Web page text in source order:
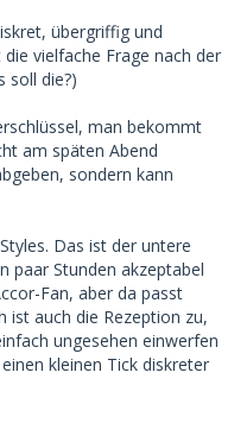
übergriffig und
vielfache Frage nach der
soll die?)
man bekommt
am späten Abend
sondern kann
Das ist der untere
paar Stunden akzeptabel
Fan, aber da passt
ist auch die Rezeption zu,
ungesehen einwerfen
kleinen Tick diskreter